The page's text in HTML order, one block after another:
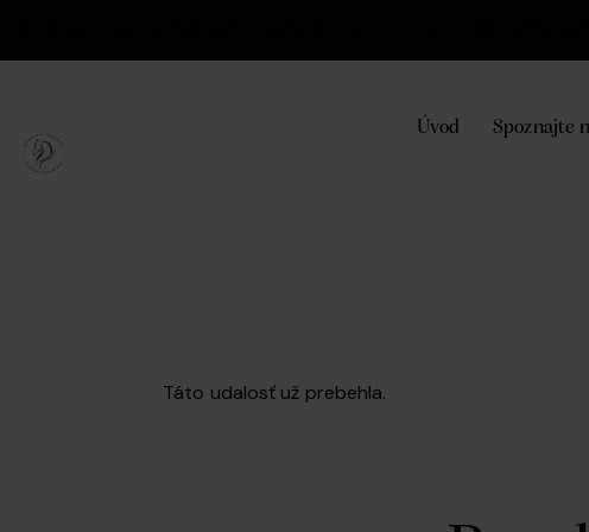
Úvod Spoznajte
Táto udalosť už prebehla.